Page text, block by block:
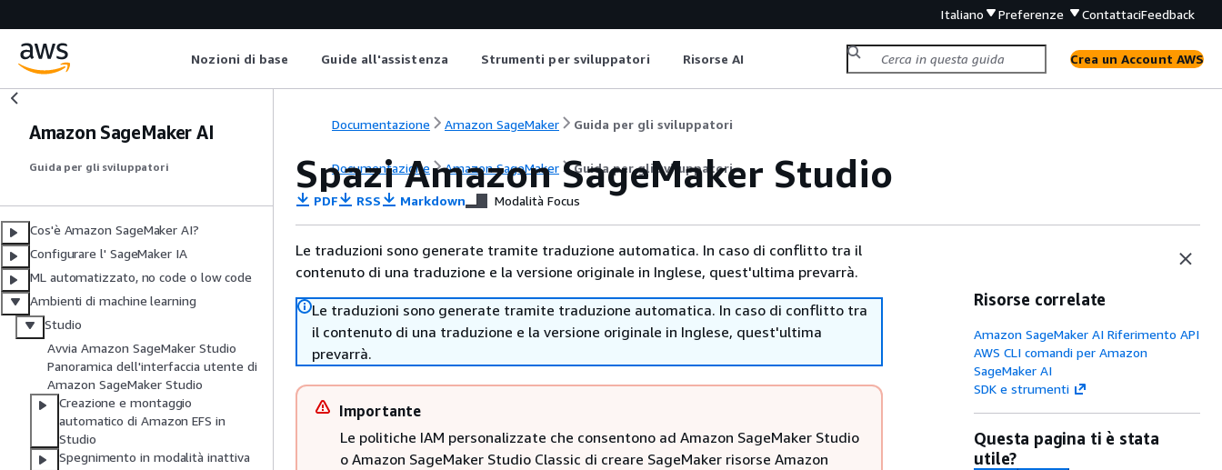
Italiano Preferenze ContattaciFeedback
Nozioni di base Guide all'assistenza Strumenti per sviluppatori Risorse AI Crea un Account AWS
Amazon SageMaker AI
Guida per gli sviluppatori
Cos'è Amazon SageMaker AI?
Configurare l' SageMaker IA
ML automatizzato, no code o low code
Ambienti di machine learning
Studio
Avvia Amazon SageMaker Studio
Panoramica dell'interfaccia utente di
Amazon SageMaker Studio
Creazione e montaggio
automatico di Amazon EFS in
Studio
Spegnimento in modalità inattiva
Documentazione Amazon SageMaker Guida per gli sviluppatori
Documentazione Amazon SageMaker Guida per gli sviluppatori
Spazi Amazon SageMaker Studio
PDF RSS Markdown Modalità Focus
Le traduzioni sono generate tramite traduzione automatica. In caso di conflitto tra il
contenuto di una traduzione e la versione originale in Inglese, quest'ultima prevarrà.
Le traduzioni sono generate tramite traduzione automatica. In caso di conflitto tra
il contenuto di una traduzione e la versione originale in Inglese, quest'ultima
prevarrà.
Importante
Le politiche IAM personalizzate che consentono ad Amazon SageMaker Studio
o Amazon SageMaker Studio Classic di creare SageMaker risorse Amazon
Risorse correlate
Amazon SageMaker AI Riferimento API
AWS CLI comandi per Amazon
SageMaker AI
SDK e strumenti
Questa pagina ti è stata
utile?